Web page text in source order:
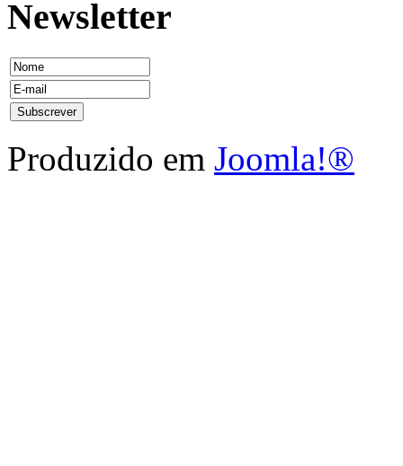
Newsletter
Produzido em Joomla!®